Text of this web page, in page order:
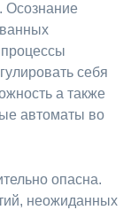
Осознание
себя
а также
автоматы во
опасна.
неожиданных